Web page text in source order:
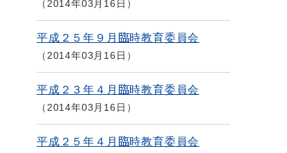
2014年03月16日
平成２５年９月臨時教育委員会
2014年03月16日
平成２３年４月臨時教育委員会
2014年03月16日
平成２５年４月臨時教育委員会